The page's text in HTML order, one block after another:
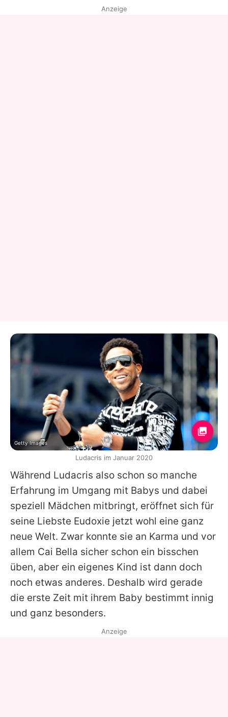
Während Ludacris also schon so manche
Erfahrung im Umgang mit Babys und dabei
speziell Mädchen mitbringt, eröffnet sich für
seine Liebste Eudoxie jetzt wohl eine ganz
neue Welt. Zwar konnte sie an Karma und vor
allem Cai Bella sicher schon ein bisschen
üben, aber ein eigenes Kind ist dann doch
noch etwas anderes. Deshalb wird gerade
die erste Zeit mit ihrem Baby bestimmt innig
und ganz besonders.
Anzeige
Getty Images
Ludacris im Januar 2020
Anzeige